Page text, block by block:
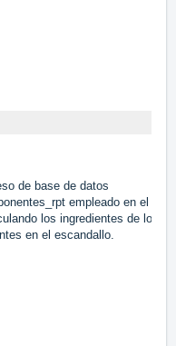
de base de datos
empleado en el
los ingredientes de los
en el escandallo.